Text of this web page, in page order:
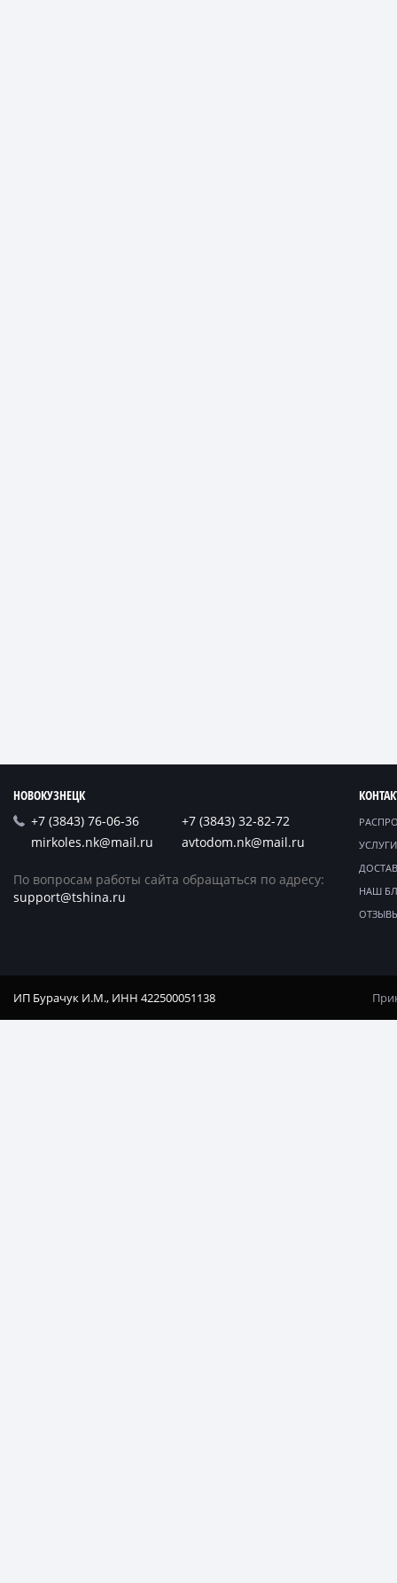
НОВОКУЗНЕЦК
+7 (3843) 76-06-36
+7 (3843) 32-82-72
mirkoles.nk@mail.ru
avtodom.nk@mail.ru
По вопросам работы сайта обращаться по адресу:
support@tshina.ru
НАШ
ИП Бурачук И.М., ИНН 422500051138